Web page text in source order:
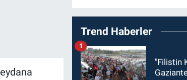
Trend Haberler
"Filistin
1